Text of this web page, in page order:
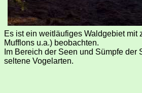
Es ist ein weitläufiges Waldgebiet
Mufflons u.a.) beobachten.
Im Bereich der Seen und Sümpfe
seltene Vogelarten.